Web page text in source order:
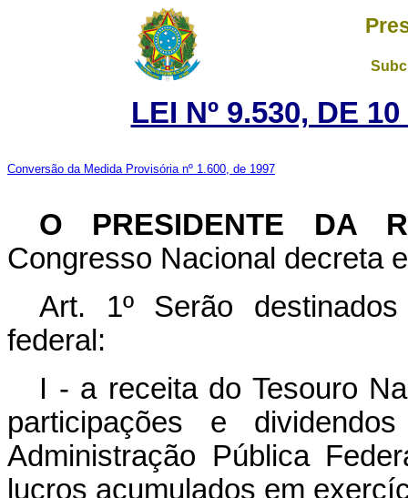
LEI Nº 9.530, DE
Conversão da Medida Provisória nº 1.600, de 1997
O PRESIDENTE DA
Congresso Nacional decreta
Art. 1º Serão
federal:
I - a receita do Tesouro
participações e
Administração Pública
lucros acumulados em